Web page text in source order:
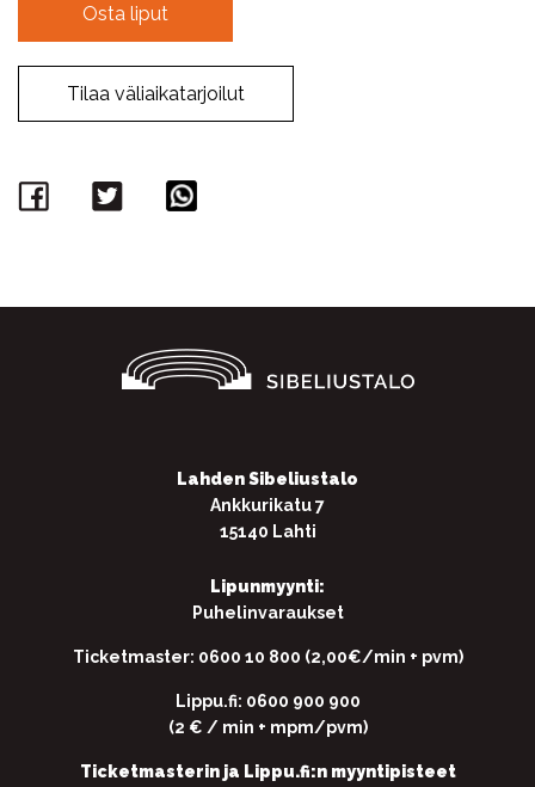
Osta liput
Tilaa väliaikatarjoilut
Facebook
Twitter
Lahden Sibeliustalo
Ankkurikatu 7
15140 Lahti
Lipunmyynti:
Puhelinvaraukset
Ticketmaster: 0600 10 800 (2,00€/min + pvm)
Lippu.fi: 0600 900 900
(2 € / min + mpm/pvm)
Ticketmasterin ja Lippu.fi:n myyntipisteet